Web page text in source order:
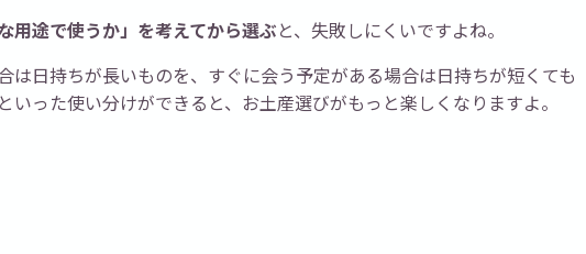
用途で使うか」を考えてから選ぶと、失敗しにくいですよね。
は日持ちが長いものを、すぐに会う予定がある場合は日持ちが短くても
った使い分けができると、お土産選びがもっと楽しくなりますよ。